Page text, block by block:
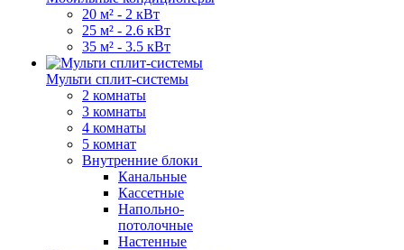
20 м² - 2 кВт
25 м² - 2.6 кВт
35 м² - 3.5 кВт
Мульти сплит-системы
2 комнаты
3 комнаты
4 комнаты
5 комнат
Внутренние блоки
Канальные
Кассетные
Напольно-
потолочные
Настенные